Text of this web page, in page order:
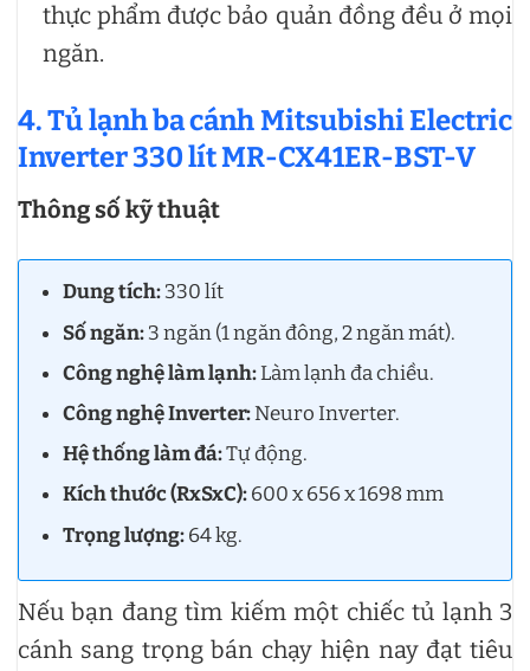
thực phẩm được bảo quản đồng đều ở mọi
ngăn.
4. Tủ lạnh ba cánh Mitsubishi Electric
Inverter 330 lít MR-CX41ER-BST-V
Thông số kỹ thuật
Dung tích:330 lít
Số ngăn:3 ngăn (1 ngăn đông, 2 ngăn mát).
Công nghệ làm lạnh:Làm lạnh đa chiều.
Công nghệ Inverter:Neuro Inverter.
Hệ thống làm đá:Tự động.
Kích thước (RxSxC):600 x 656 x 1698 mm
Trọng lượng:64 kg.
Nếu bạn đang tìm kiếm một chiếc tủ lạnh 3
cánh sang trọng bán chạy hiện nay đạt tiêu